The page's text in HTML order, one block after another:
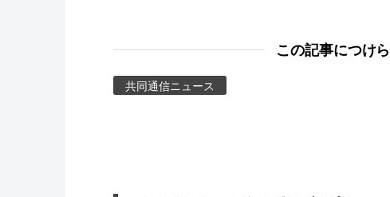
この記事につけ
共同通信ニュース